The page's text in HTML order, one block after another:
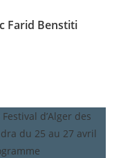
Farid Benstiti